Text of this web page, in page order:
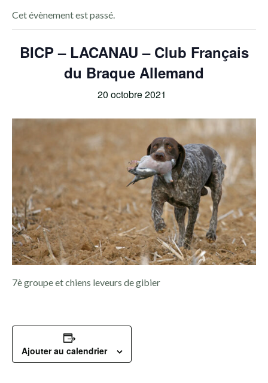
Cet évènement est passé.
BICP – LACANAU – Club Français
du Braque Allemand
20 octobre 2021
7è groupe et chiens leveurs de gibier
Ajouter au calendrier